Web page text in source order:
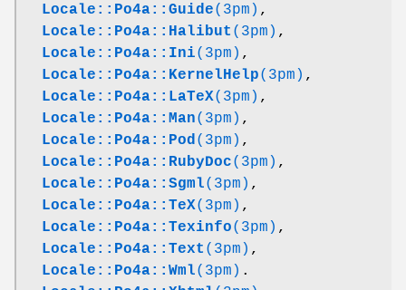
Locale::Po4a::Guide(3pm) ,
Locale::Po4a::Halibut (3pm) ,
Locale::Po4a::Ini(3pm) ,
Locale::Po4a::KernelHelp(3pm) ,
Locale::Po4a::LaTeX(3pm) ,
Locale::Po4a::Man(3pm) ,
Locale::Po4a::Pod (3pm) ,
Locale::Po4a::RubyDoc(3pm) ,
Locale::Po4a::Sgml(3pm) ,
Locale::Po4a::TeX(3pm) ,
Locale::Po4a::Texinfo(3pm) ,
Locale::Po4a::Text (3pm) ,
Locale::Po4a::Wml(3pm) .